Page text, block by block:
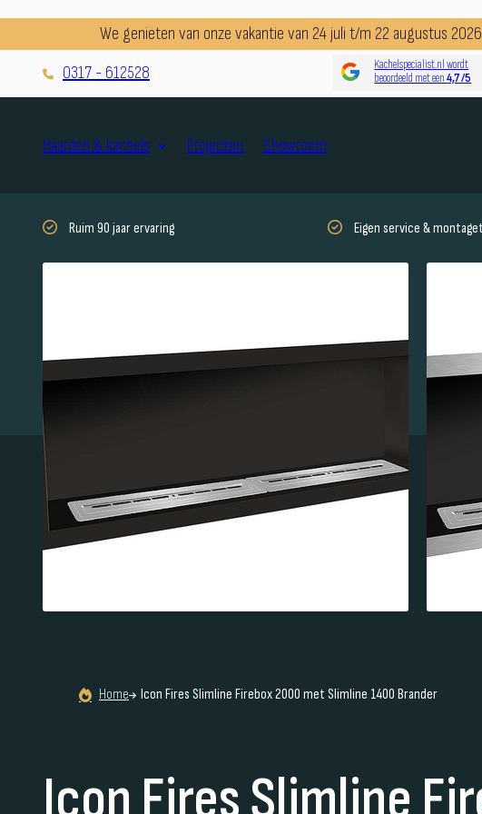
We genieten van onze vakantie van 24 juli t/m 22 augustus
0317 - 612528
Kachelspecialist.nl wordt
beoordeeld met een4,7 /5
Haarden & kachels Projecten Showroom
Ruim 90 jaar ervaring Eigen service &
Home Icon Fires Slimline Firebox 2000 met Slimline 1400 Brander